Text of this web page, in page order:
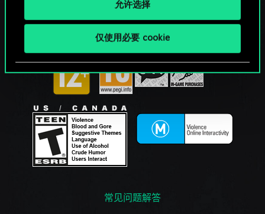
允许选择
仅使用必要 cookie
常见问题解答